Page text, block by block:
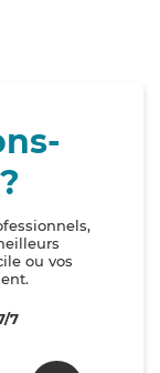
ou vos
7